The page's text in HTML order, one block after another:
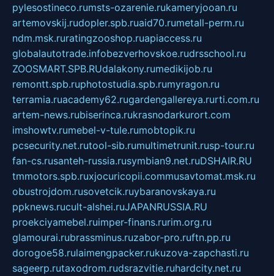
pylesostineco.rumsts-ozarenie.rukameryjooan.ru
artemovskij.rudopler.spb.ruaid70.rumetall-perm.ru
ndm.msk.ruratingzooshop.ruapiaccess.ru
globalautotrade.infobezverhovskoe.rudrsschool.ru
ZOOSMART.SPB.RUdalakony.rumedikijob.ru
remontt.spb.ruphotostudia.spb.rumyragon.ru
terramia.ruacademy62.rugardengallereya.rurti.com.ru
artem-news.rubiserinca.rukrasnodarkurort.com
imshowtv.rumebel-v-tule.rumobtopik.ru
pcsecurity.net.rutool-sib.rumultimetrunit.rusp-tour.ru
fan-cs.rusanteh-russia.rusymbian9.net.ruDSHAIR.RU
tmmotors.spb.ruxjocuricopii.commusavtomat.msk.ru
obustrojdom.rusovetcik.ruybaranovskaya.ru
ppknews.rucult-alshei.ruJAPANRUSSIA.RU
proekciyamebel.ruimper-finans.rurim.org.ru
glamourai.rubrassminus.ruzabor-pro.ruftn.pp.ru
dorogoe58.rulaimengpacker.rukuzova-zapchasti.ru
sageerp.rutaxodrom.rudsrazvitie.ruhardcity.net.ru